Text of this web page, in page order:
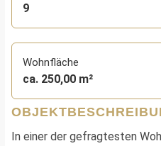
9
Wohnfläche
ca. 250,00 m²
In einer der gefragtesten